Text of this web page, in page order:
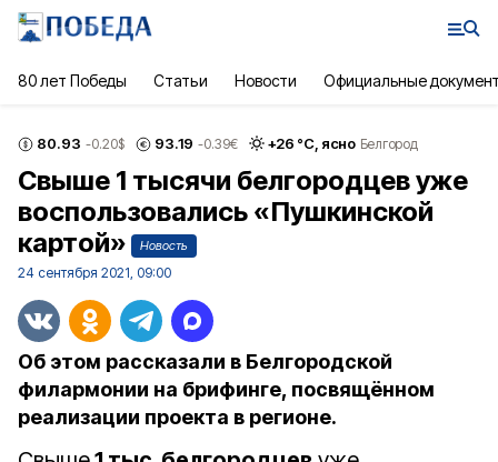
80 лет Победы Статьи Новости Официальные
80.93 -0.20$ 93.19 -0.39€ +26 °С, ясно Белгород
Свыше 1 тысячи белгородцев уже
воспользовались «Пушкинской
картой»
Новость
24 сентября 2021, 09:00
Об этом рассказали в Белгородской
филармонии на брифинге, посвящённом
реализации проекта в регионе.